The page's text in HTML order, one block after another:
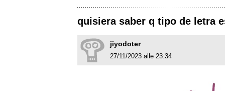
quisiera saber q tipo de letra
jiyodoter
27/11/2023 alle 23:34